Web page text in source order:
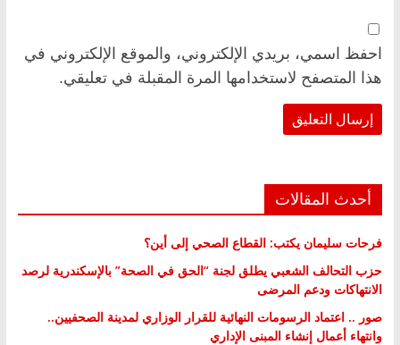
احفظ اسمي، بريدي الإلكتروني، والموقع الإلكتروني في
هذا المتصفح لاستخدامها المرة المقبلة في تعليقي.
أحدث المقالات
فرحات سليمان يكتب: القطاع الصحي إلى أين؟
حزب التحالف الشعبي يطلق لجنة “الحق في الصحة” بالإسكندرية لرصد
الانتهاكات ودعم المرضى
صور .. اعتماد الرسومات النهائية للقرار الوزاري لمدينة الصحفيين..
وانتهاء أعمال إنشاء المبنى الإداري